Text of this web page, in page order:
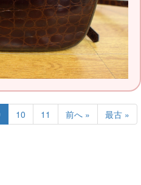
10 11 前へ » 最古 »